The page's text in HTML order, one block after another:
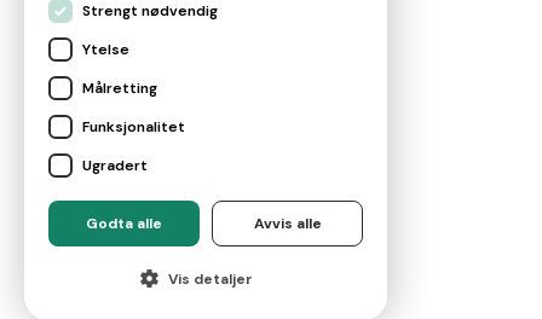
For eiendomsmeglere
© 2026Marketplace AS
Strengt nødvendig
Ytelse
Målretting
Funksjonalitet
Ugradert
Godta alle Avvis alle
Vis detaljer